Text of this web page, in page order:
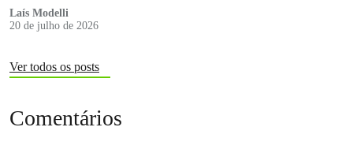
Laís Modelli
20 de julho de 2026
Ver todos os posts
Comentários